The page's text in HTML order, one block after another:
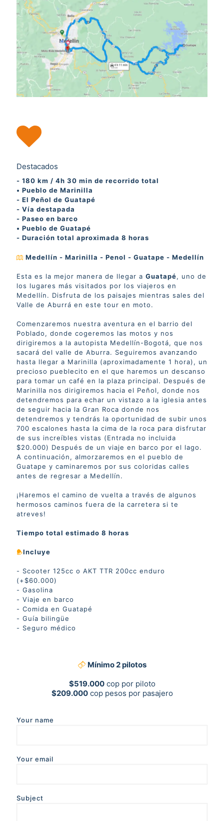
Destacados
- 180 km / 4h 30 min de recorrido total
• Pueblo de Marinilla
- El Peñol de Guatapé
- Vía destapada
- Paseo en barco
• Pueblo de Guatapé
- Duración total aproximada 8 horas
Medellín - Marinilla - Penol - Guatape - Medellín
Esta es la mejor manera de llegar a Guatapé, uno de
los lugares más visitados por los viajeros en
Medellín. Disfruta de los paisajes mientras sales del
Valle de Aburrá en este tour en moto.
Comenzaremos nuestra aventura en el barrio del
Poblado, donde cogeremos las motos y nos
dirigiremos a la autopista Medellín-Bogotá, que nos
sacará del valle de Aburra. Seguiremos avanzando
hasta llegar a Marinilla (aproximadamente 1 hora), un
precioso pueblecito en el que haremos un descanso
para tomar un café en la plaza principal. Después de
Marinilla nos dirigiremos hacia el Peñol, donde nos
detendremos para echar un vistazo a la iglesia antes
de seguir hacia la Gran Roca donde nos
detendremos y tendrás la oportunidad de subir unos
700 escalones hasta la cima de la roca para disfrutar
de sus increíbles vistas (Entrada no incluida
$20.000) Después de un viaje en barco por el lago.
A continuación, almorzaremos en el pueblo de
Guatape y caminaremos por sus coloridas calles
antes de regresar a Medellín.
¡Haremos el camino de vuelta a través de algunos
hermosos caminos fuera de la carretera si te
atreves!
Tiempo total estimado 8 horas
Incluye
- Scooter 125cc o AKT TTR 200cc enduro
(+$60.000)
- Gasolina
- Viaje en barco
- Comida en Guatapé
- Guía bilingüe
- Seguro médico
Mínimo 2 pilotos
$519.000cop por piloto
$209.000cop pesos por pasajero
Your name
Your email
Subject